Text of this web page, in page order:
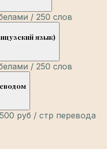
/ 250 слов
язык)
/ 250 слов
руб / стр перевода